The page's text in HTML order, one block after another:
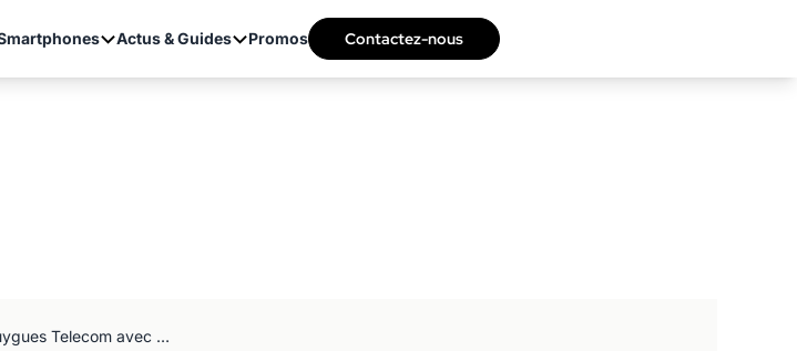
Actus & Guides Promos Contactez-nous
Bon plan smartphone chez Bouygues Telecom avec des modèles Samsung, Apple ou Huawei à 1€ !